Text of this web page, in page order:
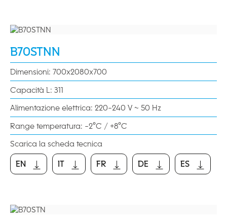
B70STNN
Dimensioni: 700x2080x700
Capacità L: 311
Alimentazione elettrica: 220-240 V ~ 50 Hz
Range temperatura: -2°C / +8°C
Scarica la scheda tecnica
EN
EN
IT
IT
FR
FR
DE
DE
ES
ES